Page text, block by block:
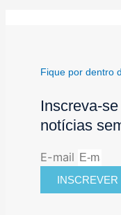
Fique por dentro
Inscreva-
notícias
E-mail
INSCREVER